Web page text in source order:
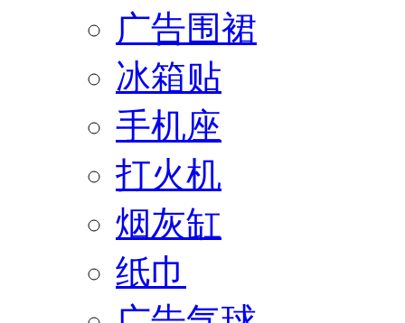
广告围裙
冰箱贴
手机座
打火机
烟灰缸
纸巾